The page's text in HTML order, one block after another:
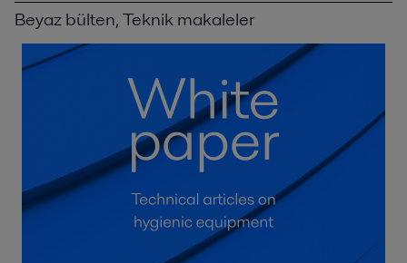
Beyaz bülten, Teknik makaleler